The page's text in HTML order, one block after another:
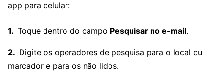
app para celular:
Toque dentro do campo Pesquisar no e-mail.
Digite os operadores de pesquisa para o local ou
marcador e para os não lidos.